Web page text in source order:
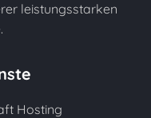
leistungsstarken
Hosting